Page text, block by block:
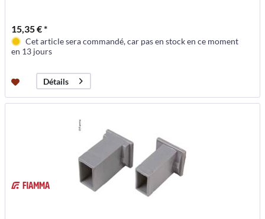
15,35 € *
Cet article sera commandé, car pas en stock en ce moment
en 13 jours
Détails